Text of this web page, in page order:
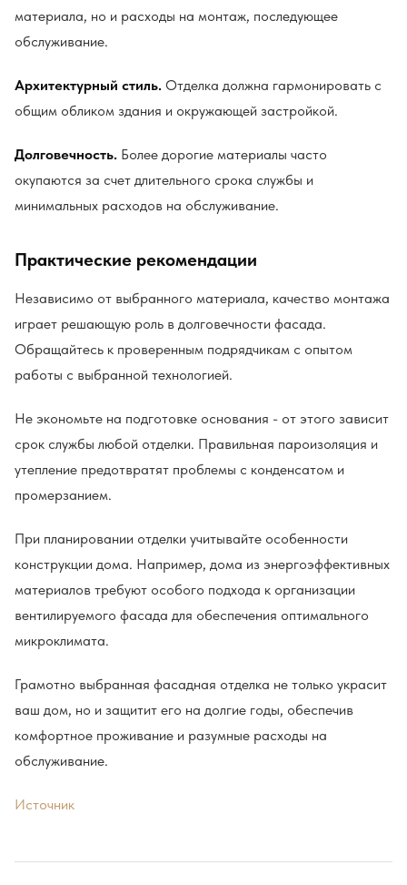
материала, но и расходы на монтаж, последующее
обслуживание.
Архитектурный стиль. Отделка должна гармонировать с
общим обликом здания и окружающей застройкой.
Долговечность. Более дорогие материалы часто
окупаются за счет длительного срока службы и
минимальных расходов на обслуживание.
Практические рекомендации
Независимо от выбранного материала, качество монтажа
играет решающую роль в долговечности фасада.
Обращайтесь к проверенным подрядчикам с опытом
работы с выбранной технологией.
Не экономьте на подготовке основания - от этого зависит
срок службы любой отделки. Правильная пароизоляция и
утепление предотвратят проблемы с конденсатом и
промерзанием.
При планировании отделки учитывайте особенности
конструкции дома. Например, дома из энергоэффективных
материалов требуют особого подхода к организации
вентилируемого фасада для обеспечения оптимального
микроклимата.
Грамотно выбранная фасадная отделка не только украсит
ваш дом, но и защитит его на долгие годы, обеспечив
комфортное проживание и разумные расходы на
обслуживание.
Источник